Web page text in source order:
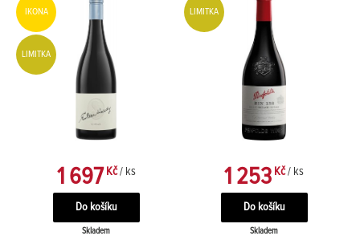
IKONA
LIMITKA
1 697Kč / ks
Skladem
LIMITKA
1 253 Kč / ks
Skladem